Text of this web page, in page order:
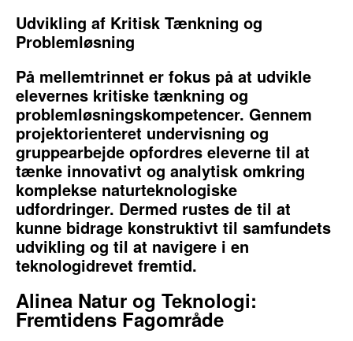
Udvikling af Kritisk Tænkning og
Problemløsning
På mellemtrinnet er fokus på at udvikle
elevernes kritiske tænkning og
problemløsningskompetencer. Gennem
projektorienteret undervisning og
gruppearbejde opfordres eleverne til at
tænke innovativt og analytisk omkring
komplekse naturteknologiske
udfordringer. Dermed rustes de til at
kunne bidrage konstruktivt til samfundets
udvikling og til at navigere i en
teknologidrevet fremtid.
Alinea Natur og Teknologi:
Fremtidens Fagområde